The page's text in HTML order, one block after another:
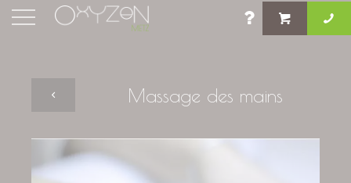
Massage des mains